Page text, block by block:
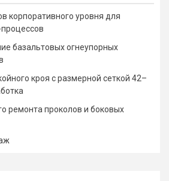
корпоративного уровня для
базальтовых огнеупорных
кроя с размерной сеткой 42–
ремонта проколов и боковых